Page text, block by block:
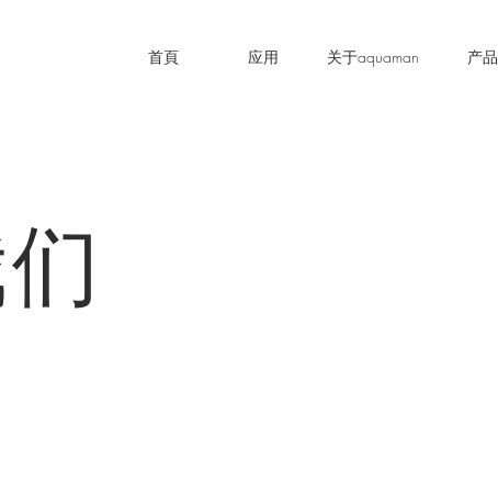
首頁 应用 关于aquaman 产品